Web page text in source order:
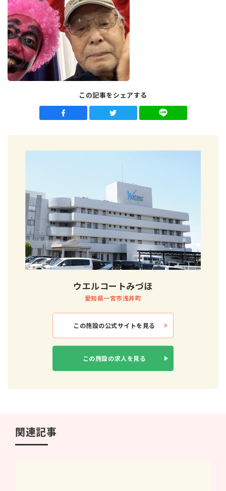
この記事をシェアする
ウエルコートみづほ
愛知県一宮市浅井町
この施設の公式サイトを見る
この施設の求人を見る
関連記事